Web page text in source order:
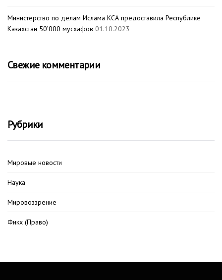
Министерство по делам Ислама КСА предоставила Республике
Казахстан 50’000 мусхафов 01.10.2023
Свежие комментарии
Рубрики
Мировые новости
Наука
Мировоззрение
Фикх (Право)